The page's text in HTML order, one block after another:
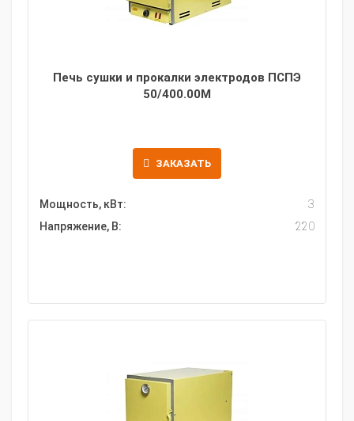
Печь сушки и прокалки электродов ПСПЭ
50/400.00M
ЗАКАЗАТЬ
Мощность, кВт:
3
Напряжение, В:
220